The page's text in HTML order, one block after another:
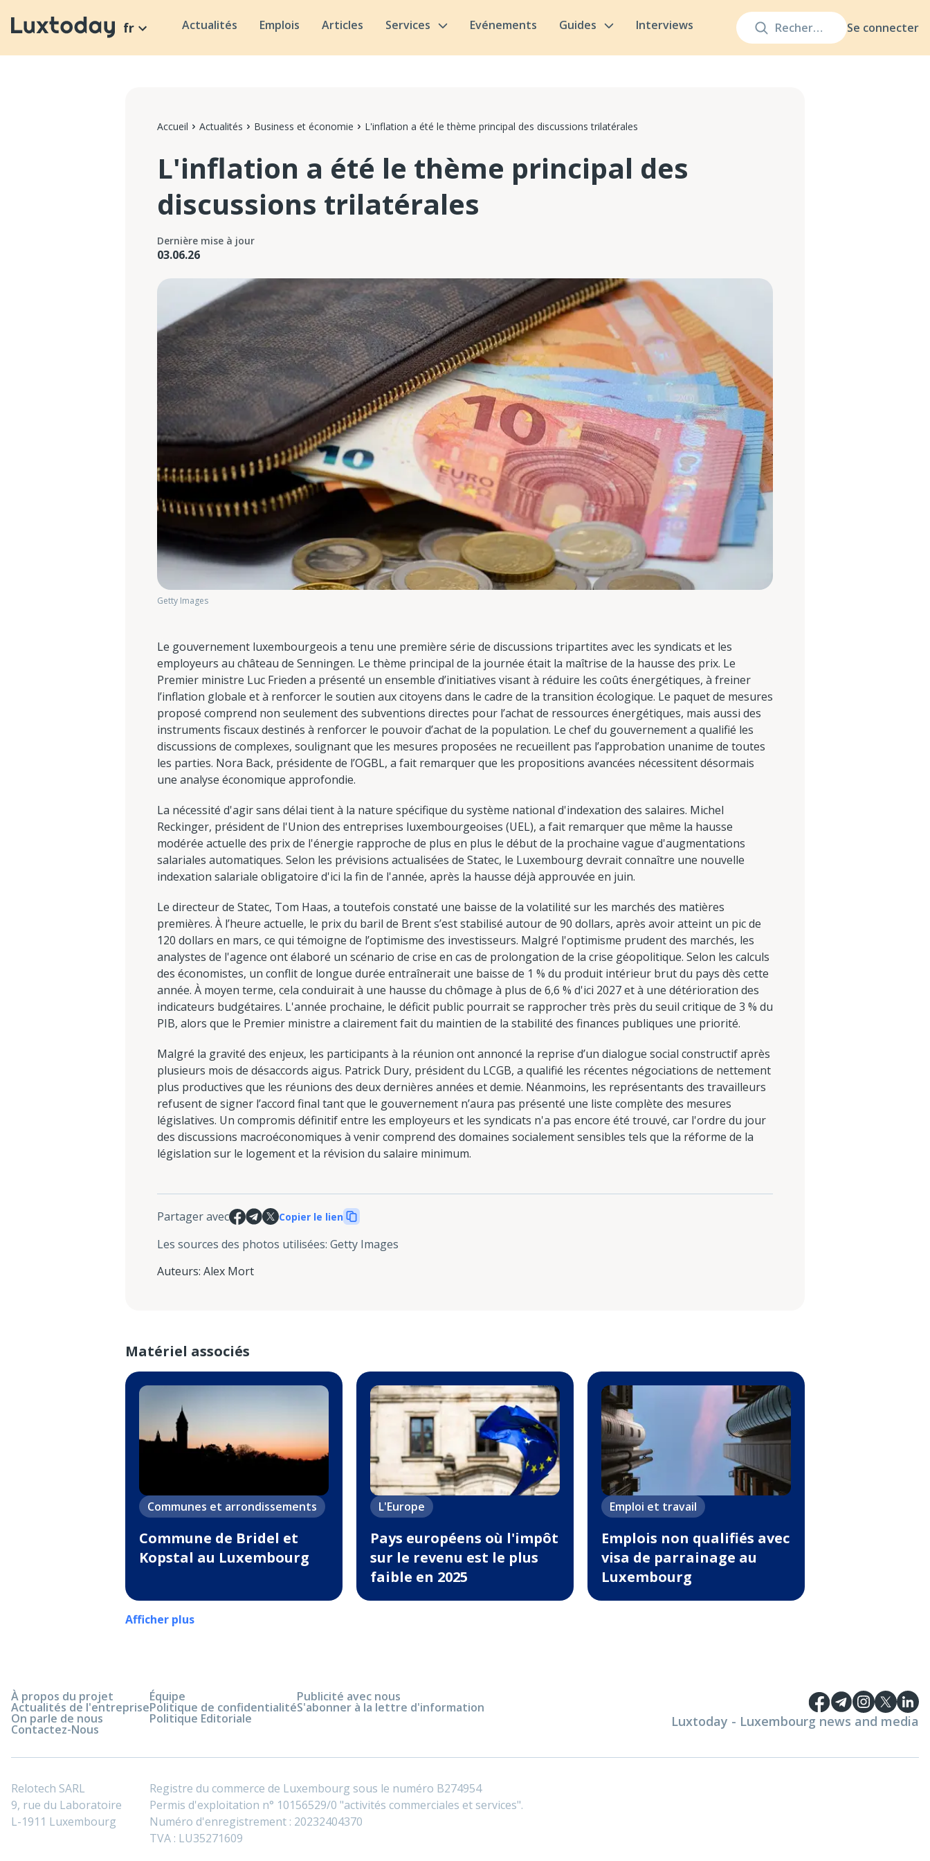
Se connecter
fr Actualités Emplois Articles Services Evénements Guides Interviews
Accueil Actualités Business et économie L'inflation a été le thème principal des discussions trilatérales
L'inflation a été le thème principal des
discussions trilatérales
Dernière mise à jour
03.06.26
Getty Images
Le gouvernement luxembourgeois a tenu une première série de discussions tripartites avec les syndicats et les
employeurs au château de Senningen. Le thème principal de la journée était la maîtrise de la hausse des prix. Le
Premier ministre Luc Frieden a présenté un ensemble d’initiatives visant à réduire les coûts énergétiques, à freiner
l’inflation globale et à renforcer le soutien aux citoyens dans le cadre de la transition écologique. Le paquet de mesures
proposé comprend non seulement des subventions directes pour l’achat de ressources énergétiques, mais aussi des
instruments fiscaux destinés à renforcer le pouvoir d’achat de la population. Le chef du gouvernement a qualifié les
discussions de complexes, soulignant que les mesures proposées ne recueillent pas l’approbation unanime de toutes
les parties. Nora Back, présidente de l’OGBL, a fait remarquer que les propositions avancées nécessitent désormais
une analyse économique approfondie.
La nécessité d'agir sans délai tient à la nature spécifique du système national d'indexation des salaires. Michel
Reckinger, président de l'Union des entreprises luxembourgeoises (UEL), a fait remarquer que même la hausse
modérée actuelle des prix de l'énergie rapproche de plus en plus le début de la prochaine vague d'augmentations
salariales automatiques. Selon les prévisions actualisées de Statec, le Luxembourg devrait connaître une nouvelle
indexation salariale obligatoire d'ici la fin de l'année, après la hausse déjà approuvée en juin.
Le directeur de Statec, Tom Haas, a toutefois constaté une baisse de la volatilité sur les marchés des matières
premières. À l’heure actuelle, le prix du baril de Brent s’est stabilisé autour de 90 dollars, après avoir atteint un pic de
120 dollars en mars, ce qui témoigne de l’optimisme des investisseurs. Malgré l'optimisme prudent des marchés, les
analystes de l'agence ont élaboré un scénario de crise en cas de prolongation de la crise géopolitique. Selon les calculs
des économistes, un conflit de longue durée entraînerait une baisse de 1 % du produit intérieur brut du pays dès cette
année. À moyen terme, cela conduirait à une hausse du chômage à plus de 6,6 % d'ici 2027 et à une détérioration des
indicateurs budgétaires. L'année prochaine, le déficit public pourrait se rapprocher très près du seuil critique de 3 % du
PIB, alors que le Premier ministre a clairement fait du maintien de la stabilité des finances publiques une priorité.
Malgré la gravité des enjeux, les participants à la réunion ont annoncé la reprise d’un dialogue social constructif après
plusieurs mois de désaccords aigus. Patrick Dury, président du LCGB, a qualifié les récentes négociations de nettement
plus productives que les réunions des deux dernières années et demie. Néanmoins, les représentants des travailleurs
refusent de signer l’accord final tant que le gouvernement n’aura pas présenté une liste complète des mesures
législatives. Un compromis définitif entre les employeurs et les syndicats n'a pas encore été trouvé, car l'ordre du jour
des discussions macroéconomiques à venir comprend des domaines socialement sensibles tels que la réforme de la
législation sur le logement et la révision du salaire minimum.
Partager avec Copier le lien
Les sources des photos utilisées: Getty Images
Auteurs: Alex Mort
Matériel associés
Communes et arrondissements
Commune de Bridel et
Kopstal au Luxembourg
L'Europe
Pays européens où l'impôt
sur le revenu est le plus
faible en 2025
Emploi et travail
Emplois non qualifiés avec
visa de parrainage au
Luxembourg
Afficher plus
À propos du projet
Actualités de l'entreprise
On parle de nous
Contactez-Nous
Équipe
Politique de confidentialité
Politique Editoriale
Publicité avec nous
S'abonner à la lettre d'information
Luxtoday - Luxembourg news and media
Relotech SARL
9, rue du Laboratoire
L-1911 Luxembourg
Registre du commerce de Luxembourg sous le numéro B274954
Permis d'exploitation n° 10156529/0 "activités commerciales et services".
Numéro d'enregistrement : 20232404370
TVA : LU35271609